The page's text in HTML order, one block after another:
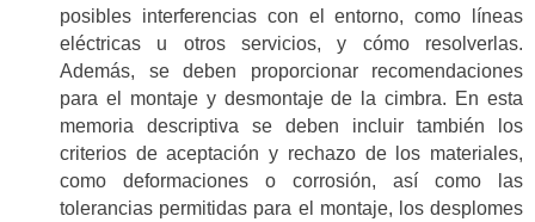
posibles interferencias con el entorno, como líneas
eléctricas u otros servicios, y cómo resolverlas.
Además, se deben proporcionar recomendaciones
para el montaje y desmontaje de la cimbra. En esta
memoria descriptiva se deben incluir también los
criterios de aceptación y rechazo de los materiales,
como deformaciones o corrosión, así como las
tolerancias permitidas para el montaje, los desplomes